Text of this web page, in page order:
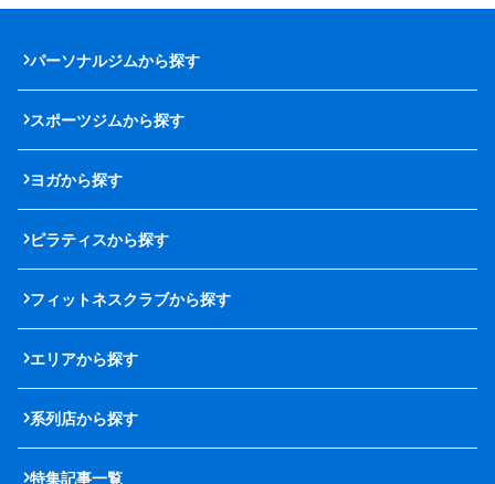
パーソナルジムから探す
スポーツジムから探す
ヨガから探す
ピラティスから探す
フィットネスクラブから探す
エリアから探す
系列店から探す
特集記事一覧